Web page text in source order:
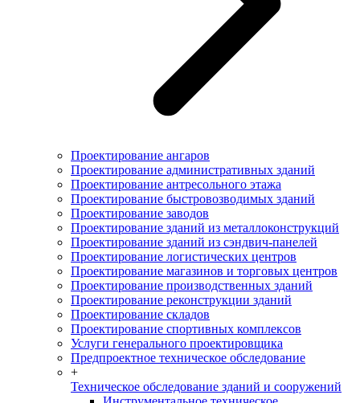
Проектирование ангаров
Проектирование административных зданий
Проектирование антресольного этажа
Проектирование быстровозводимых зданий
Проектирование заводов
Проектирование зданий из металлоконструкций
Проектирование зданий из сэндвич-панелей
Проектирование логистических центров
Проектирование магазинов и торговых центров
Проектирование производственных зданий
Проектирование реконструкции зданий
Проектирование складов
Проектирование спортивных комплексов
Услуги генерального проектировщика
Предпроектное техническое обследование
+
Техническое обследование зданий и сооружений